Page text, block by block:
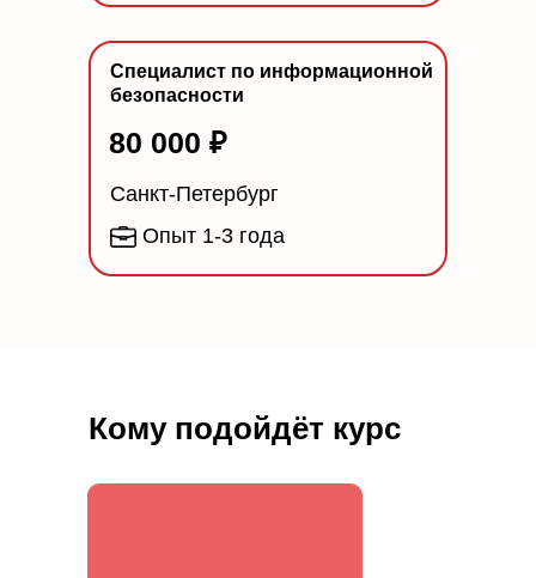
Специалист по информационной
безопасности
80 000 ₽
Санкт-Петербург
Опыт 1-3 года
Кому подойдёт курс